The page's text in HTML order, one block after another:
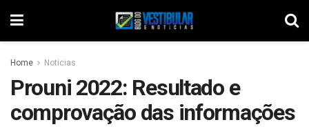
Home Noticias
Prouni 2022: Resultado e
comprovação das informações